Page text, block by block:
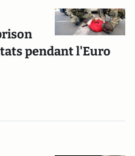
pendant l'Euro